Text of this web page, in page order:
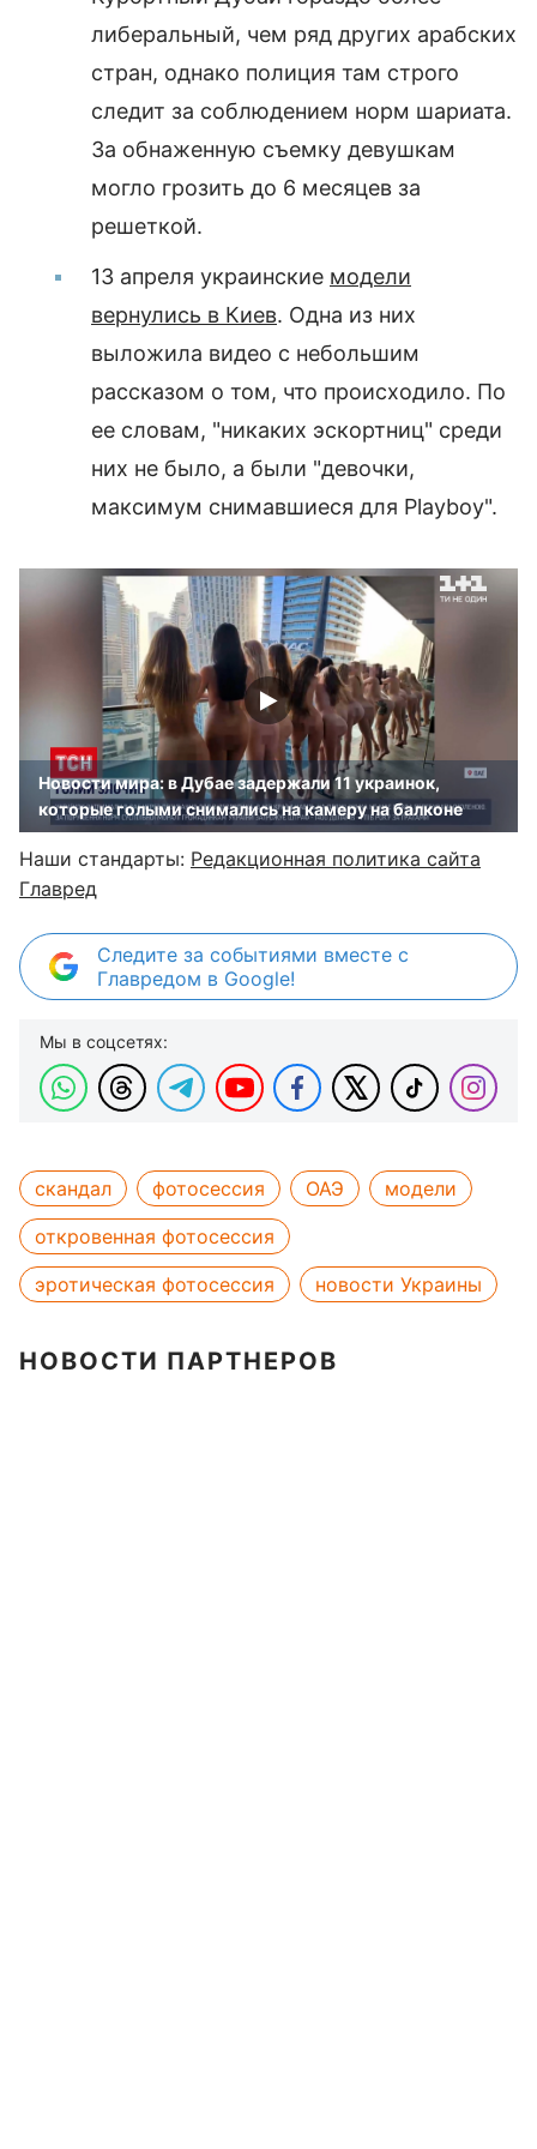
либеральный, чем ряд других арабских
стран, однако полиция там строго
следит за соблюдением норм шариата.
За обнаженную съемку девушкам
могло грозить до 6 месяцев за
решеткой.
13 апреля украинские модели
вернулись в Киев. Одна из них
выложила видео с небольшим
рассказом о том, что происходило. По
ее словам, "никаких эскортниц" среди
них не было, а были "девочки,
максимум снимавшиеся для Playboy".
Новости мира: в Дубае задержали 11 украинок,
которые голыми снимались на камеру на балконе
Наши стандарты: Редакционная политика сайта
Главред
Следите за событиями вместе с
Главредом в Google!
Мы в соцсетях:
скандал фотосессия ОАЭ
модели
откровенная фотосессия
эротическая фотосессия
новости Украины
НОВОСТИ ПАРТНЕРОВ